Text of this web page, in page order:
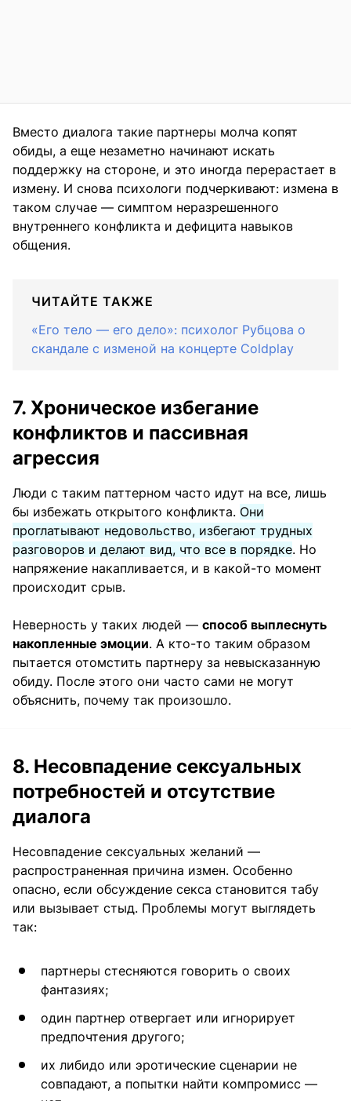
Вместо диалога такие партнеры молча копят
обиды, а еще незаметно начинают искать
поддержку на стороне, и это иногда перерастает в
измену. И снова психологи подчеркивают: измена в
таком случае — симптом неразрешенного
внутреннего конфликта и дефицита навыков
общения.
ЧИТАЙТЕ ТАКЖЕ
«Его тело — его дело»: психолог Рубцова о
скандале с изменой на концерте Coldplay
7. Хроническое избегание
конфликтов и пассивная
агрессия
Люди с таким паттерном часто идут на все, лишь
бы избежать открытого конфликта. Они
проглатывают недовольство, избегают трудных
разговоров и делают вид, что все в порядке. Но
напряжение накапливается, и в какой-то момент
происходит срыв.
Неверность у таких людей — способ выплеснуть
накопленные эмоции. А кто-то таким образом
пытается отомстить партнеру за невысказанную
обиду. После этого они часто сами не могут
объяснить, почему так произошло.
8. Несовпадение сексуальных
потребностей и отсутствие
диалога
Несовпадение сексуальных желаний —
распространенная причина измен. Особенно
опасно, если обсуждение секса становится табу
или вызывает стыд. Проблемы могут выглядеть
так:
партнеры стесняются говорить о своих
фантазиях;
один партнер отвергает или игнорирует
предпочтения другого;
их либидо или эротические сценарии не
совпадают, а попытки найти компромисс —